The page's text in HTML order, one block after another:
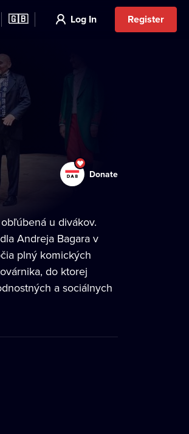
🇬🇧 Log In Register
Donate
u divákov.
Andreja Bagara v
plný komických
do ktorej
a sociálnych